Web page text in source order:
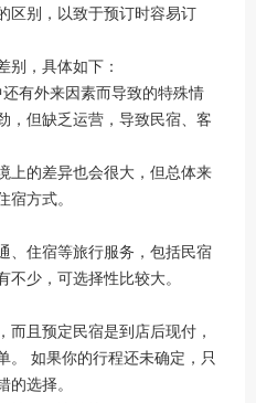
区别，以致于预订时容易订
别，具体如下：
有外来因素而导致的特殊情
，但缺乏运营，导致民宿、客
上的差异也会很大，但总体来
方式。
、住宿等旅行服务，包括民宿
少，可选择性比较大。
且预定民宿是到店后现付，
。 如果你的行程还未确定，只
选择。